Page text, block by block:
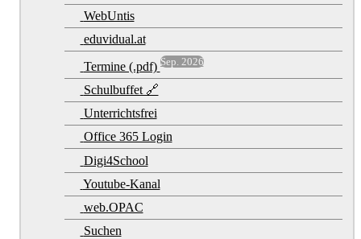
WebUntis
eduvidual.at
Termine (.pdf) Sep. 2026
Schulbuffet 🔗
Unterrichtsfrei
Office 365 Login
Digi4School
Youtube-Kanal
web.OPAC
Suchen